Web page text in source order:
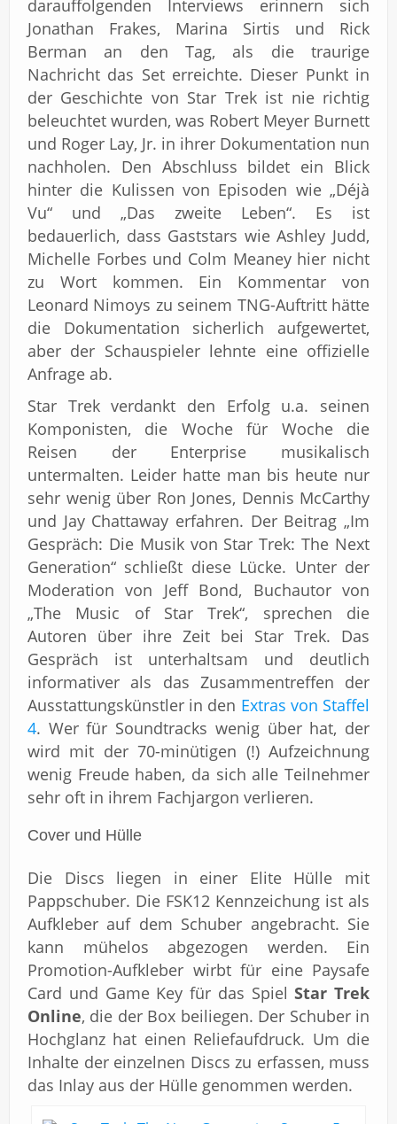
darauffolgenden Interviews erinnern sich
Jonathan Frakes, Marina Sirtis und Rick
Berman an den Tag, als die traurige
Nachricht das Set erreichte. Dieser Punkt in
der Geschichte von Star Trek ist nie richtig
beleuchtet wurden, was Robert Meyer Burnett
und Roger Lay, Jr. in ihrer Dokumentation nun
nachholen. Den Abschluss bildet ein Blick
hinter die Kulissen von Episoden wie „Déjà
Vu“ und „Das zweite Leben“. Es ist
bedauerlich, dass Gaststars wie Ashley Judd,
Michelle Forbes und Colm Meaney hier nicht
zu Wort kommen. Ein Kommentar von
Leonard Nimoys zu seinem TNG-Auftritt hätte
die Dokumentation sicherlich aufgewertet,
aber der Schauspieler lehnte eine offizielle
Anfrage ab.
Star Trek verdankt den Erfolg u.a. seinen
Komponisten, die Woche für Woche die
Reisen der Enterprise musikalisch
untermalten. Leider hatte man bis heute nur
sehr wenig über Ron Jones, Dennis McCarthy
und Jay Chattaway erfahren. Der Beitrag „Im
Gespräch: Die Musik von Star Trek: The Next
Generation“ schließt diese Lücke. Unter der
Moderation von Jeff Bond, Buchautor von
„The Music of Star Trek“, sprechen die
Autoren über ihre Zeit bei Star Trek. Das
Gespräch ist unterhaltsam und deutlich
informativer als das Zusammentreffen der
Ausstattungskünstler in den Extras von Staffel
4. Wer für Soundtracks wenig über hat, der
wird mit der 70-minütigen (!) Aufzeichnung
wenig Freude haben, da sich alle Teilnehmer
sehr oft in ihrem Fachjargon verlieren.
Cover und Hülle
Die Discs liegen in einer Elite Hülle mit
Pappschuber. Die FSK12 Kennzeichung ist als
Aufkleber auf dem Schuber angebracht. Sie
kann mühelos abgezogen werden. Ein
Promotion-Aufkleber wirbt für eine Paysafe
Card und Game Key für das SpielStar Trek
Online, die der Box beiliegen. Der Schuber in
Hochglanz hat einen Reliefaufdruck. Um die
Inhalte der einzelnen Discs zu erfassen, muss
das Inlay aus der Hülle genommen werden.